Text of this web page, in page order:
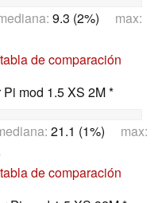
9.3 (2%) max:
de comparación
Pi mod 1.5 XS 2M *
21.1 (1%) max:
de comparación